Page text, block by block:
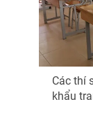
Các thí
khẩu